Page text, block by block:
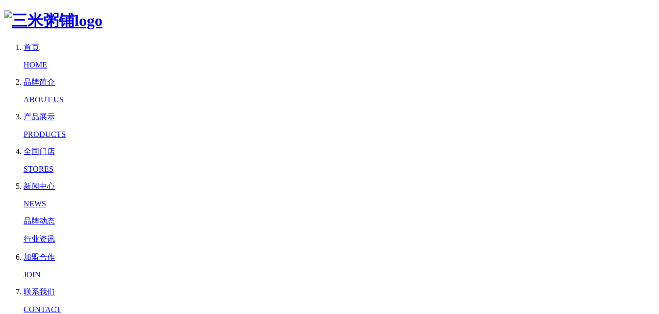
首页
HOME
品牌简介
ABOUT US
产品展示
PRODUCTS
全国门店
STORES
新闻中心
NEWS
品牌动态
行业资讯
加盟合作
JOIN
联系我们
CONTACT